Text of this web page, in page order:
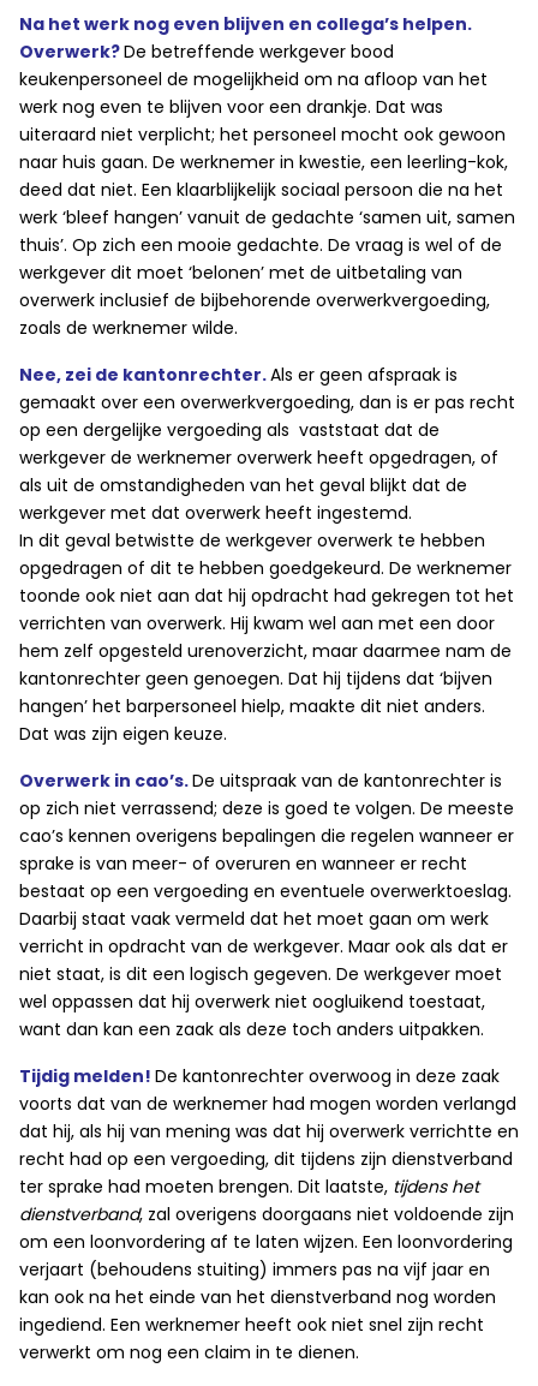
Na het werk nog even blijven en collega’s helpen.
Overwerk?De betreffende werkgever bood
keukenpersoneel de mogelijkheid om na afloop van het
werk nog even te blijven voor een drankje. Dat was
uiteraard niet verplicht; het personeel mocht ook gewoon
naar huis gaan. De werknemer in kwestie, een leerling-kok,
deed dat niet. Een klaarblijkelijk sociaal persoon die na het
werk ‘bleef hangen’ vanuit de gedachte ‘samen uit, samen
thuis’. Op zich een mooie gedachte. De vraag is wel of de
werkgever dit moet ‘belonen’ met de uitbetaling van
overwerk inclusief de bijbehorende overwerkvergoeding,
zoals de werknemer wilde.
Nee, zei de kantonrechter.Als er geen afspraak is
gemaakt over een overwerkvergoeding, dan is er pas recht
op een dergelijke vergoeding als vaststaat dat de
werkgever de werknemer overwerk heeft opgedragen, of
als uit de omstandigheden van het geval blijkt dat de
werkgever met dat overwerk heeft ingestemd.
In dit geval betwistte de werkgever overwerk te hebben
opgedragen of dit te hebben goedgekeurd. De werknemer
toonde ook niet aan dat hij opdracht had gekregen tot het
verrichten van overwerk. Hij kwam wel aan met een door
hem zelf opgesteld urenoverzicht, maar daarmee nam de
kantonrechter geen genoegen. Dat hij tijdens dat ‘bijven
hangen’ het barpersoneel hielp, maakte dit niet anders.
Dat was zijn eigen keuze.
Overwerk in cao’s.De uitspraak van de kantonrechter is
op zich niet verrassend; deze is goed te volgen. De meeste
cao’s kennen overigens bepalingen die regelen wanneer er
sprake is van meer- of overuren en wanneer er recht
bestaat op een vergoeding en eventuele overwerktoeslag.
Daarbij staat vaak vermeld dat het moet gaan om werk
verricht in opdracht van de werkgever. Maar ook als dat er
niet staat, is dit een logisch gegeven. De werkgever moet
wel oppassen dat hij overwerk niet oogluikend toestaat,
want dan kan een zaak als deze toch anders uitpakken.
Tijdig melden! De kantonrechter overwoog in deze zaak
voorts dat van de werknemer had mogen worden verlangd
dat hij, als hij van mening was dat hij overwerk verrichtte en
recht had op een vergoeding, dit tijdens zijn dienstverband
ter sprake had moeten brengen. Dit laatste, tijdens het
dienstverband, zal overigens doorgaans niet voldoende zijn
om een loonvordering af te laten wijzen. Een loonvordering
verjaart (behoudens stuiting) immers pas na vijf jaar en
kan ook na het einde van het dienstverband nog worden
ingediend. Een werknemer heeft ook niet snel zijn recht
verwerkt om nog een claim in te dienen.